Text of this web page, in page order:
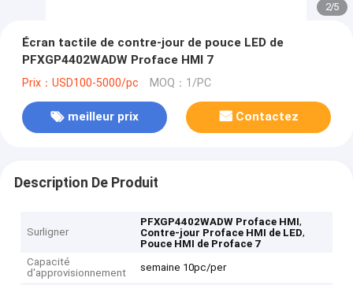
2/5
Écran tactile de contre-jour de pouce LED de
PFXGP4402WADW Proface HMI 7
Prix：USD100-5000/pc MOQ：1/PC
meilleur prix Contactez
Description De Produit
Surligner
PFXGP4402WADW Proface HMI,
Contre-jour Proface HMI de LED,
Pouce HMI de Proface 7
Capacité
d'approvisionnement
semaine 10pc/per